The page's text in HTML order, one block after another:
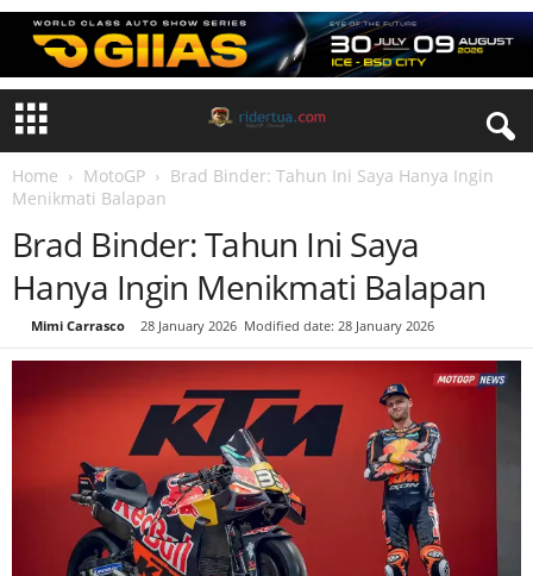
Home MotoGP
Brad Binder: Tahun Ini Saya Hanya Ingin
Menikmati Balapan
Brad Binder: Tahun Ini Saya
Hanya Ingin Menikmati Balapan
Mimi Carrasco 28 January 2026 Modified date: 28 January 2026